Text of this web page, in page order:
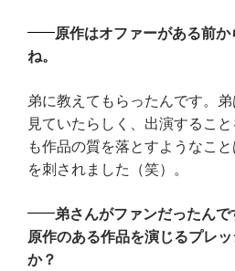
原作はオファーがある前
ね。
弟に教えてもらったんです。
見ていたらしく、出演するこ
も作品の質を落とすようなこ
を刺されました（笑）。
弟さんがファンだったんで
原作のある作品を演じるプレ
か？